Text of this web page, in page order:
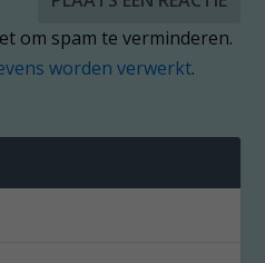
om spam te verminderen.
worden verwerkt.